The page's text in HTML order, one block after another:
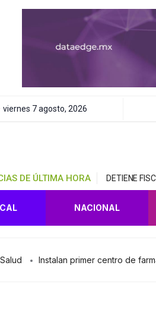
viernes 7 agosto, 2026
DE ÚLTIMA HORA DETIENE
NACIONAL
Salud Instalan primer centro de